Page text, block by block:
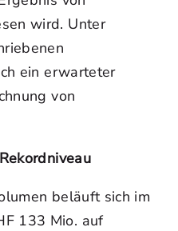
wird. Unter
ein erwarteter
von
beläuft sich im
133 Mio. auf